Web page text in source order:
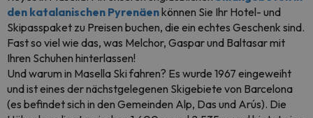
den katalanischen Pyrenäenkönnen Sie Ihr Hotel- und
Skipasspaket zu Preisen buchen, die ein echtes Geschenk sind.
Fast so viel wie das, was Melchor, Gaspar und Baltasar mit
Ihren Schuhen hinterlassen!
Und warum in Masella Ski fahren? Es wurde 1967 eingeweiht
und ist eines der nächstgelegenen Skigebiete von Barcelona
(es befindet sich in den Gemeinden Alp, Das und Arús). Die